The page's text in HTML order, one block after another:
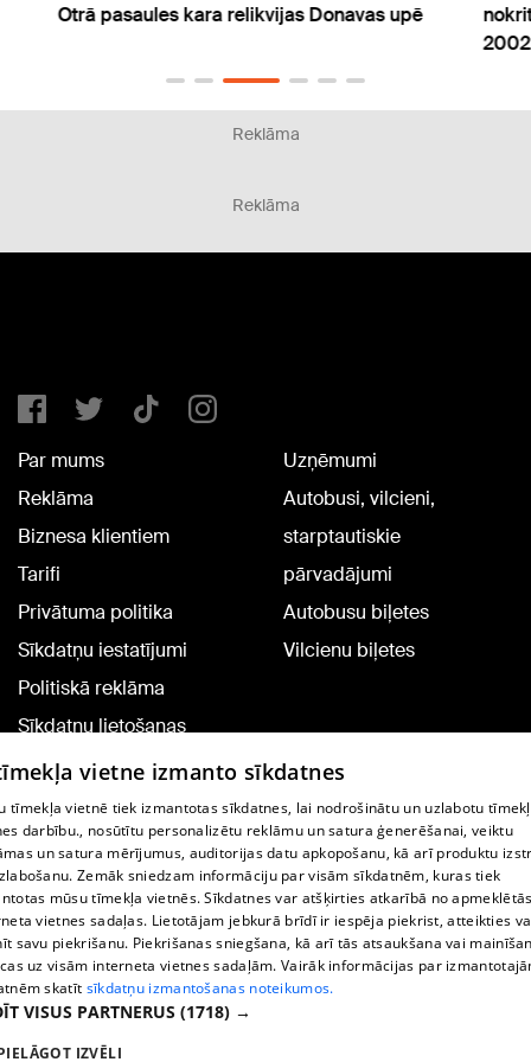
Otrā pasaules kara relikvijas Donavas upē
Reklāma
Reklāma
Par mums
Reklāma
Biznesa klientiem
Tarifi
Privātuma politika
Sīkdatņu iestatījumi
Politiskā reklāma
Sīkdatņu lietošanas
noteikumi
Komentāru pievienošana
Uzņēmumi
Autobusi, vilcieni,
starptautiskie
pārvadājumi
Autobusu biļetes
Vilcienu biļetes
TV programma
Līguma noteikumi
360 Ziņu kontakti
Helio Media
Portāla palīdzības dienests: e-pasts -
vietne izmanto sīkdatnes
tīmekļa vietnē tiek izmantotas sīkdatnes, lai nodrošinātu un uzlabotu
darbību., nosūtītu personalizētu reklāmu un satura ģenerēšanai, veiktu
un satura mērījumus, auditorijas datu apkopošanu, kā arī produktu
Zemāk sniedzam informāciju par visām sīkdatnēm, kuras tiek
mūsu tīmekļa vietnēs. Sīkdatnes var atšķirties atkarībā no
vietnes sadaļas. Lietotājam jebkurā brīdī ir iespēja piekrist, atteikties
savu piekrišanu. Piekrišanas sniegšana, kā arī tās atsaukšana vai
uz visām interneta vietnes sadaļām. Vairāk informācijas par
skatīt sīkdatņu izmantošanas noteikumos.
VISUS PARTNERUS (1718) →
IZVĒLI